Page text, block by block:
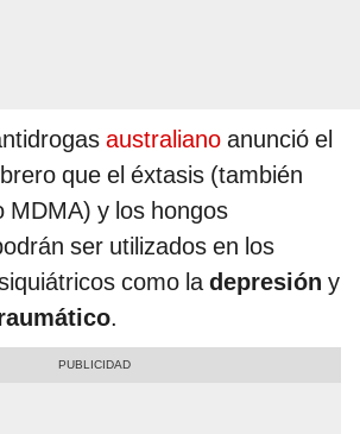
australiano anunció el
que el éxtasis (también
MDMA) y los hongos
ser utilizados en los
como ladepresión y
.